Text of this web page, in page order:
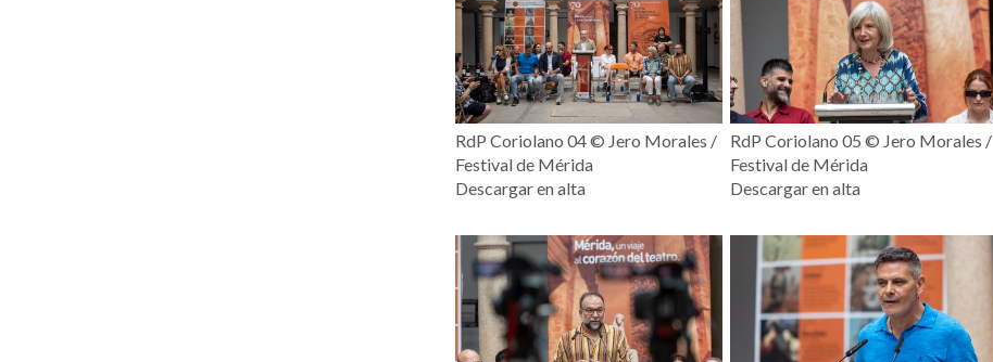
RdP Coriolano 04 ©️ Jero Morales /
Festival de Mérida
Descargar en alta
RdP Coriolano 05 ©️ Jero Morales /
Festival de Mérida
Descargar en alta